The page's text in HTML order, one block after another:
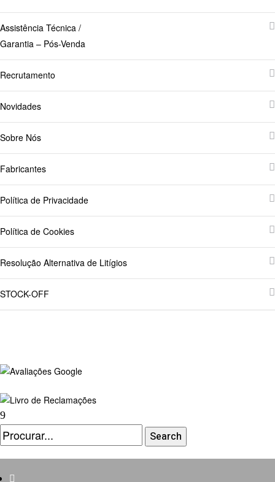
Assistência Técnica /
Garantia – Pós-Venda
Recrutamento
Novidades
Sobre Nós
Fabricantes
Política de Privacidade
Política de Cookies
Resolução Alternativa de Litígios
STOCK-OFF